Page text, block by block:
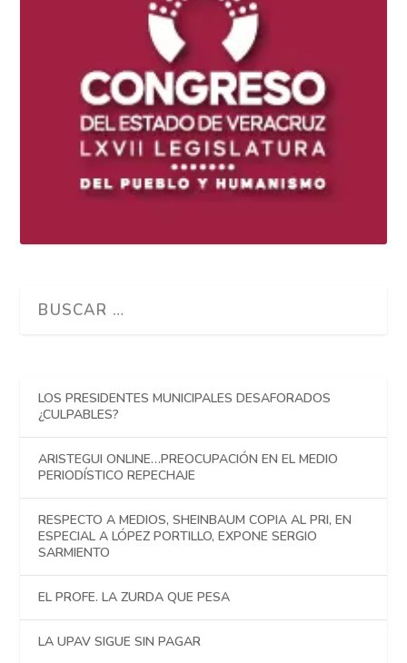
LOS PRESIDENTES MUNICIPALES DESAFORADOS
¿CULPABLES?
ARISTEGUI ONLINE…PREOCUPACIÓN EN EL MEDIO
PERIODÍSTICO REPECHAJE
RESPECTO A MEDIOS, SHEINBAUM COPIA AL PRI, EN
ESPECIAL A LÓPEZ PORTILLO, EXPONE SERGIO
SARMIENTO
EL PROFE. LA ZURDA QUE PESA
LA UPAV SIGUE SIN PAGAR